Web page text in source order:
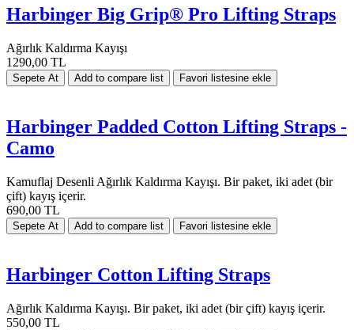
Harbinger Big Grip® Pro Lifting Straps
Ağırlık Kaldırma Kayışı
1290,00 TL
Harbinger Padded Cotton Lifting Straps -
Camo
Kamuflaj Desenli Ağırlık Kaldırma Kayışı. Bir paket, iki adet (bir
çift) kayış içerir.
690,00 TL
Harbinger Cotton Lifting Straps
Ağırlık Kaldırma Kayışı. Bir paket, iki adet (bir çift) kayış içerir.
550,00 TL